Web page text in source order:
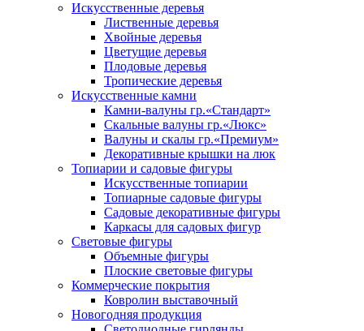
Искусственные деревья
Лиственные деревья
Хвойные деревья
Цветущие деревья
Плодовые деревья
Тропические деревья
Искусственные камни
Камни-валуны гр.«Стандарт»
Скальные валуны гр.«Люкс»
Валуны и скалы гр.«Премиум»
Декоративные крышки на люк
Топиарии и садовые фигуры
Искусственные топиарии
Топиарные садовые фигуры
Садовые декоративные фигуры
Каркасы для садовых фигур
Световые фигуры
Объемные фигуры
Плоские световые фигуры
Коммерческие покрытия
Ковролин выставочный
Новогодняя продукция